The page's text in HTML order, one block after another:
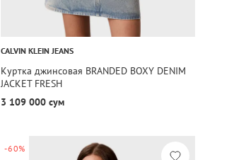
CALVIN KLEIN JEANS
Куртка джинсовая BRANDED BOXY DENIM
JACKET FRESH
3 109 000 сум
-60%